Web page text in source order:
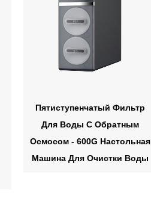
Пятиступенчатый Фильтр
Для Воды С Обратным
Осмосом - 600G Настольная
Машина Для Очистки Воды